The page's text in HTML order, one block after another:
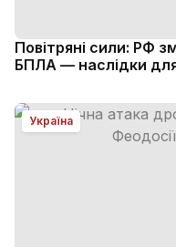
Повітряні сили: РФ
БПЛА — наслідки
Україна